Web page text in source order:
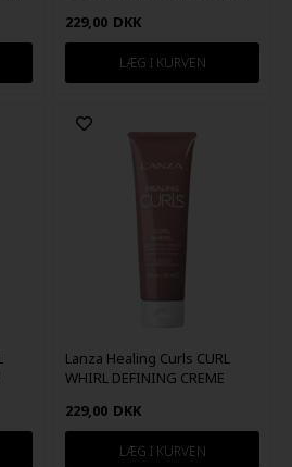
229,00 DKK
Lanza Healing Curls CURL
WHIRL DEFINING CREME
229,00 DKK